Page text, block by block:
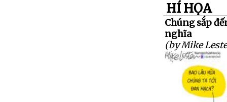
HÍ HỌA
Chúng sắp
nghĩa
(by Mike